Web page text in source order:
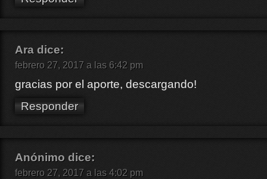
Ara dice:
febrero 27, 2017 a las 6:42 pm
gracias por el aporte, descargando!
Responder
Anónimo dice:
febrero 27, 2017 a las 4:02 pm